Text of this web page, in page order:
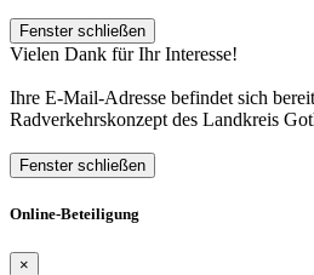
Fenster schließen
Vielen Dank für Ihr Interesse!
Ihre E-Mail-Adresse befindet sich
Radverkehrskonzept des Landkreis
Fenster schließen
Online-Beteiligung
×